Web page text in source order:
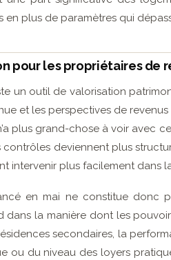
plus de paramètres qui
pour les propriétaires de
un outil de valorisation
et les perspectives de
plus grand-chose à voir avec
contrôles deviennent plus
intervenir plus facilement dans
en mai ne constitue donc
dans la manière dont les
secondaires, la
ou du niveau des loyers